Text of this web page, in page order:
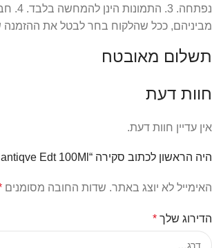
מביניהם, ככל שהלקוח בחר לבטל את ההזמנה
תשלום מאובטח
חוות דעת
אין עדיין חוות דעת.
היה הראשון לכתוב סקירה “Bvlgari Aqva Pour Homme Atlantiqve Edt 100Ml בושם בולגרי לגבר”
האימייל לא יוצג באתר. שדות החובה מסומנים
הדירוג שלך *